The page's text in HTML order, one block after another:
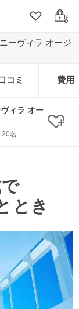
クリップ
ログ
ーヴィラ オージ
コミ 費用
ィラ オー
名 ク
とき